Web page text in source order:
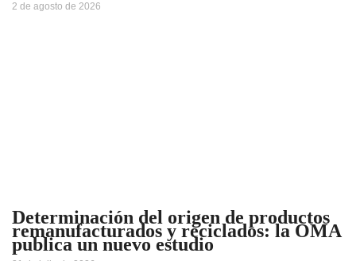
2 de agosto de 2026
Determinación del origen de productos
remanufacturados y reciclados: la OMA
publica un nuevo estudio